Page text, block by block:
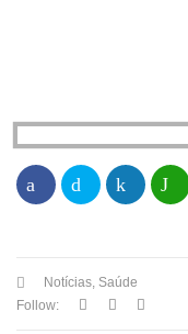
Notícias, Saúde
Follow: